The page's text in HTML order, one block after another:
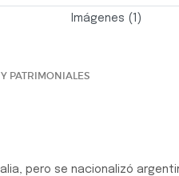
Imágenes (1)
PATRIMONIALES
pero se nacionalizó